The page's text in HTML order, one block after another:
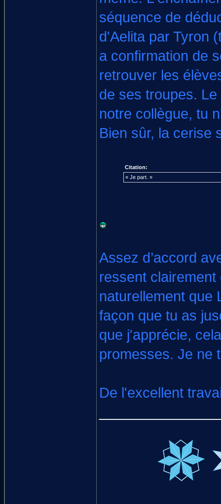
séquence de
d'Aelita par Tyron
a confirmation de
retrouver les
de ses troupes.
notre collègue, tu
Bien sûr, la cerise
Citation:
« Je part. »
Assez d’accord
ressent
naturellement que
façon que tu as
que j'apprécie,
promesses. Je ne
De l'excellent